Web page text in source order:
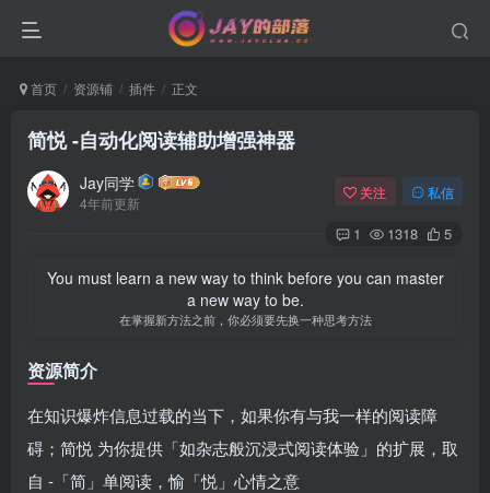
首页 资源铺 插件 正文
简悦 -自动化阅读辅助增强神器
Jay同学
4年前更新
关注 私信
1 1318 5
You must learn a new way to think before you can master
a new way to be.
在掌握新方法之前，你必须要先换一种思考方法
资源简介
在知识爆炸信息过载的当下，如果你有与我一样的阅读障
碍；简悦 为你提供「如杂志般沉浸式阅读体验」的扩展，取
自 -「简」单阅读，愉「悦」心情之意